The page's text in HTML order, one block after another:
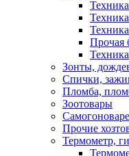
Прочая
Зонты,
Спички,
Пломба,
Зоотовары
Прочие
Термометр,